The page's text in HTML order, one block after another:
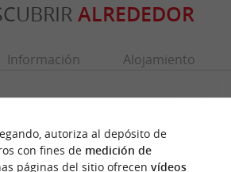
ALREDEDOR
Información Alojamiento
autoriza al depósito de
con fines de medición de
páginas del sitio ofrecen vídeos